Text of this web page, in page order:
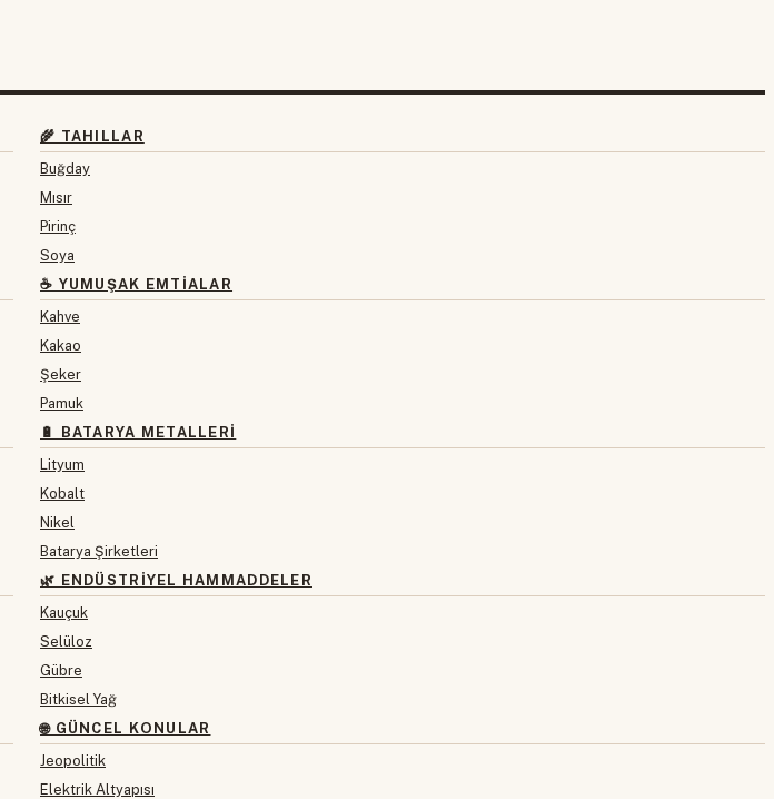
🌾 TAHILLAR
Buğday
Mısır
Pirinç
Soya
☕ YUMUŞAK EMTIALAR
Kahve
Kakao
Şeker
Pamuk
🔋 BATARYA METALLERI
Lityum
Kobalt
Nikel
Batarya Şirketleri
🌿 ENDÜSTRIYEL HAMMADDELER
Kauçuk
Selüloz
Gübre
Bitkisel Yağ
🌐 GÜNCEL KONULAR
Jeopolitik
Elektrik Altyapısı